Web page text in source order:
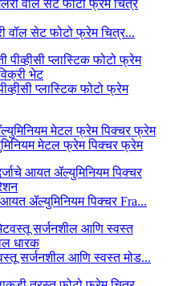
वॉल सेट फोटो फ्रेम चित्र...
प्लास्टिक फोटो फ्रेम
मेटल फ्रेम पिक्चर फ्रेम
ॲल्युमिनियम पिक्चर Fra...
सर्जनशील आणि स्वस्त मोड...